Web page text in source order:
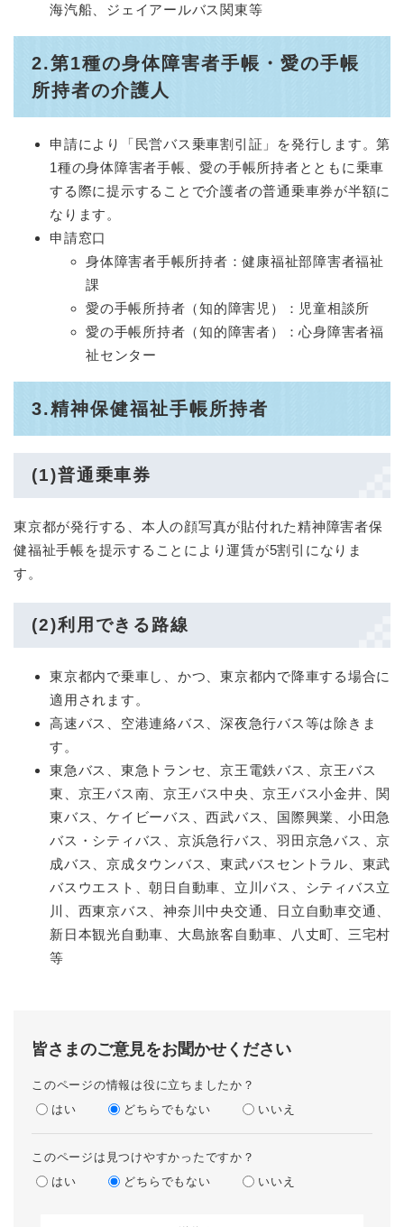
海汽船、ジェイアールバス関東等
2.第1種の身体障害者手帳・愛の手帳
所持者の介護人
申請により「民営バス乗車割引証」を発行します。第
1種の身体障害者手帳、愛の手帳所持者とともに乗車
する際に提示することで介護者の普通乗車券が半額に
なります。
申請窓口
身体障害者手帳所持者：健康福祉部障害者福祉
課
愛の手帳所持者（知的障害児）：児童相談所
愛の手帳所持者（知的障害者）：心身障害者福
祉センター
3.精神保健福祉手帳所持者
(1)普通乗車券
東京都が発行する、本人の顔写真が貼付れた精神障害者保
健福祉手帳を提示することにより運賃が5割引になりま
す。
(2)利用できる路線
東京都内で乗車し、かつ、東京都内で降車する場合に
適用されます。
高速バス、空港連絡バス、深夜急行バス等は除きま
す。
東急バス、東急トランセ、京王電鉄バス、京王バス
東、京王バス南、京王バス中央、京王バス小金井、関
東バス、ケイビーバス、西武バス、国際興業、小田急
バス・シティバス、京浜急行バス、羽田京急バス、京
成バス、京成タウンバス、東武バスセントラル、東武
バスウエスト、朝日自動車、立川バス、シティバス立
川、西東京バス、神奈川中央交通、日立自動車交通、
新日本観光自動車、大島旅客自動車、八丈町、三宅村
等
皆さまのご意見をお聞かせください
このページの情報は役に立ちましたか？
はい
どちらでもない いいえ
このページは見つけやすかったですか？
はい
どちらでもない いいえ